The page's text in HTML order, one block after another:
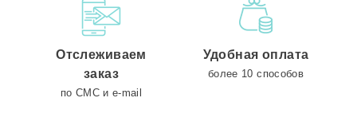
Отслеживаем
заказ
по СМС и e-mail
Удобная оплата
более 10 способов